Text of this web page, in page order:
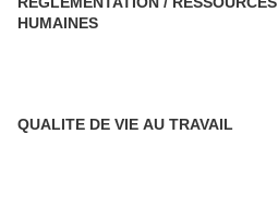
HUMAINES
QUALITE DE VIE AU TRAVAIL